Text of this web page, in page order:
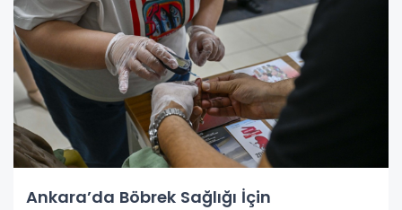
Ankara’da Böbrek Sağlığı İçin